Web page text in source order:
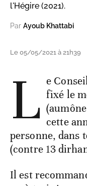
l'Hégire (2021).
Par Ayoub Khattabi
Le 05/05/2021 à 21h39
L e
fixé le
cette
personne, dans
(contre 13
Il est